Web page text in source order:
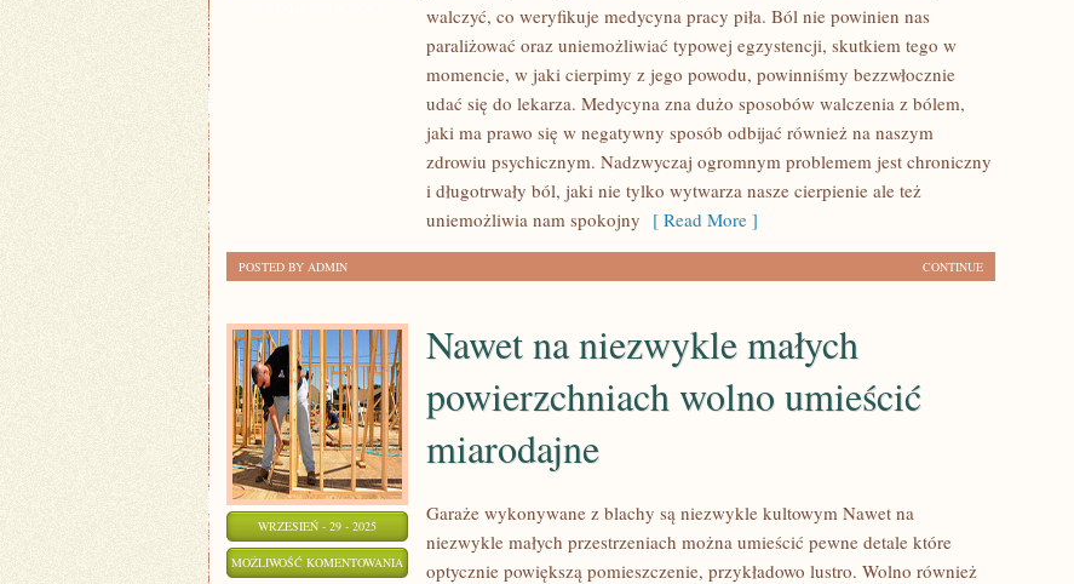
JAKIEJKOLWIEK
CHOROBA
NIEROZERWALNIE
WIĄŻE
Z
BÓLEM
walczyć, co weryfikuje medycyna pracy piła. Ból nie powinien nas
paraliżować oraz uniemożliwiać typowej egzystencji, skutkiem tego w
momencie, w jaki cierpimy z jego powodu, powinniśmy bezzwłocznie
udać się do lekarza. Medycyna zna dużo sposobów walczenia z bólem,
jaki ma prawo się w negatywny sposób odbijać również na naszym
zdrowiu psychicznym. Nadzwyczaj ogromnym problemem jest chroniczny
i długotrwały ból, jaki nie tylko wytwarza nasze cierpienie ale też
uniemożliwia nam spokojny [ Read More ]
CONTINUE
POSTED BY ADMIN
WRZESIEŃ - 29 - 2025
MOŻLIWOŚĆ KOMENTOWANIA
Nawet na niezwykle małych
powierzchniach wolno umieścić
miarodajne
Garaże wykonywane z blachy są niezwykle kultowym Nawet na
niezwykle małych przestrzeniach można umieścić pewne detale które
optycznie powiększą pomieszczenie, przykładowo lustro. Wolno również